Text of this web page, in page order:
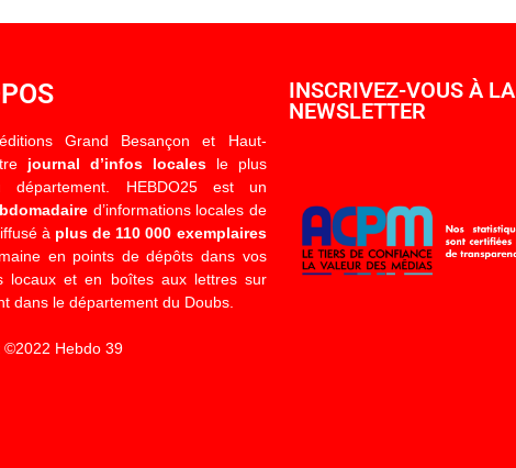
Grand Besançon et Haut-
journal d’infos localesle plus
département. HEBDO25 est un
d’informations locales de
à plus de 110 000 exemplaires
en points de dépôts dans vos
locaux et en boîtes aux lettres sur
dans le département du Doubs.
Hebdo 39
INSCRIVEZ-VOUS À LA
NEWSLETTER